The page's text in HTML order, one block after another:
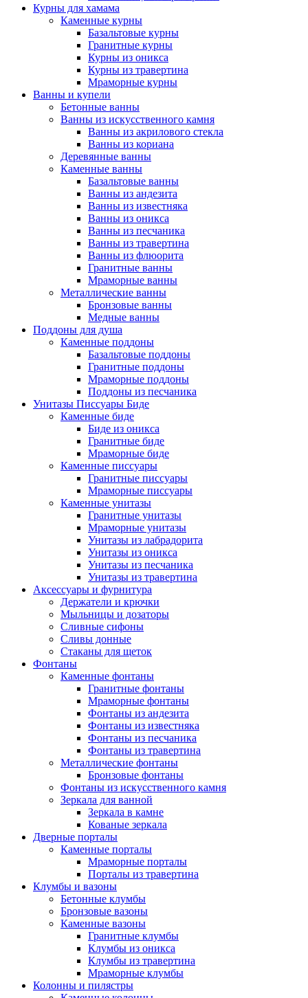
Курны для хамама
Каменные курны
Базальтовые курны
Гранитные курны
Курны из оникса
Курны из травертина
Мраморные курны
Ванны и купели
Бетонные ванны
Ванны из искусственного камня
Ванны из акрилового стекла
Ванны из кориана
Деревянные ванны
Каменные ванны
Базальтовые ванны
Ванны из андезита
Ванны из известняка
Ванны из оникса
Ванны из песчаника
Ванны из травертина
Ванны из флюорита
Гранитные ванны
Мраморные ванны
Металлические ванны
Бронзовые ванны
Медные ванны
Поддоны для душа
Каменные поддоны
Базальтовые поддоны
Гранитные поддоны
Мраморные поддоны
Поддоны из песчаника
Унитазы Писсуары Биде
Каменные биде
Биде из оникса
Гранитные биде
Мраморные биде
Каменные писсуары
Гранитные писсуары
Мраморные писсуары
Каменные унитазы
Гранитные унитазы
Мраморные унитазы
Унитазы из лабрадорита
Унитазы из оникса
Унитазы из песчаника
Унитазы из травертина
Аксессуары и фурнитура
Держатели и крючки
Мыльницы и дозаторы
Сливные сифоны
Сливы донные
Стаканы для щеток
Фонтаны
Каменные фонтаны
Гранитные фонтаны
Мраморные фонтаны
Фонтаны из андезита
Фонтаны из известняка
Фонтаны из песчаника
Фонтаны из травертина
Металлические фонтаны
Бронзовые фонтаны
Фонтаны из искусственного камня
Зеркала для ванной
Зеркала в камне
Кованые зеркала
Дверные порталы
Каменные порталы
Мраморные порталы
Порталы из травертина
Клумбы и вазоны
Бетонные клумбы
Бронзовые вазоны
Каменные вазоны
Гранитные клумбы
Клумбы из оникса
Клумбы из травертина
Мраморные клумбы
Колонны и пилястры